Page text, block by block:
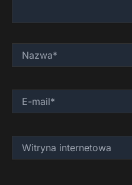
mail*
internetowa